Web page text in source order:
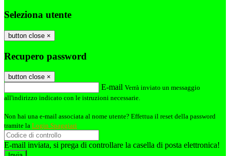
Seleziona utente
button close ×
Recupero password
button close ×
E-mail Verrà inviato un messaggio
all'indirizzo indicato con le istruzioni necessarie.
Non hai una e-mail associata al nome utente? Effettua il reset della password
tramite la Login Spaggiari
E-mail inviata, si prega di controllare la casella di posta elettronica!